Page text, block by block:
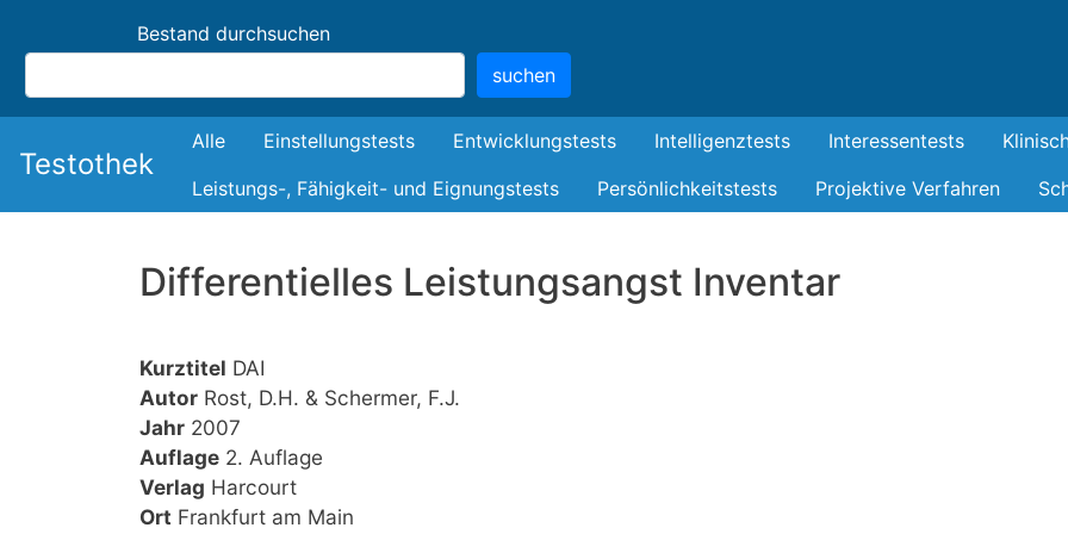
Bestand durchsuchen
suchen
Testothek
Bestand
Alle Einstellungstests Entwicklungstests Intelligenztests Interessentests
Leistungs-, Fähigkeit- und Eignungstests
Persönlichkeitstests Projektive Verfahren
Differentielles Leistungsangst Inventar
Kurztitel DAI
Autor Rost, D.H. & Schermer, F.J.
Jahr 2007
Auflage 2. Auflage
Verlag Harcourt
Ort Frankfurt am Main